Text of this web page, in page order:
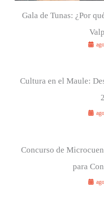
Gala de Tunas: ¿Por
Cultura en el Maule:
Concurso de
para